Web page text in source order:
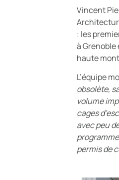
Vincent
: les
à
haute
L’équipe
obsolète,
volume
cages
avec peu
permis de